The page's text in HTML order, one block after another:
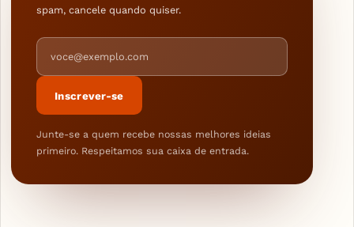
spam, cancele quando quiser.
Endereço de e-mail
Inscrever-se
Junte-se a quem recebe nossas melhores ideias
primeiro. Respeitamos sua caixa de entrada.